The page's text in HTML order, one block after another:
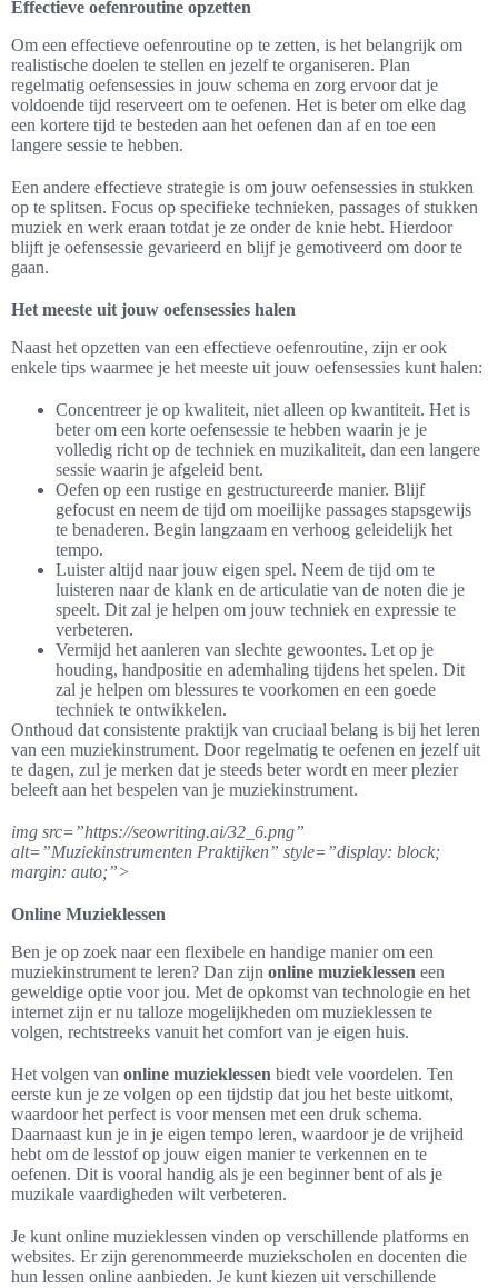
Effectieve oefenroutine opzetten
Om een effectieve oefenroutine op te zetten, is het belangrijk om
realistische doelen te stellen en jezelf te organiseren. Plan
regelmatig oefensessies in jouw schema en zorg ervoor dat je
voldoende tijd reserveert om te oefenen. Het is beter om elke dag
een kortere tijd te besteden aan het oefenen dan af en toe een
langere sessie te hebben.
Een andere effectieve strategie is om jouw oefensessies in stukken
op te splitsen. Focus op specifieke technieken, passages of stukken
muziek en werk eraan totdat je ze onder de knie hebt. Hierdoor
blijft je oefensessie gevarieerd en blijf je gemotiveerd om door te
gaan.
Het meeste uit jouw oefensessies halen
Naast het opzetten van een effectieve oefenroutine, zijn er ook
enkele tips waarmee je het meeste uit jouw oefensessies kunt halen:
Concentreer je op kwaliteit, niet alleen op kwantiteit. Het is
beter om een korte oefensessie te hebben waarin je je
volledig richt op de techniek en muzikaliteit, dan een langere
sessie waarin je afgeleid bent.
Oefen op een rustige en gestructureerde manier. Blijf
gefocust en neem de tijd om moeilijke passages stapsgewijs
te benaderen. Begin langzaam en verhoog geleidelijk het
tempo.
Luister altijd naar jouw eigen spel. Neem de tijd om te
luisteren naar de klank en de articulatie van de noten die je
speelt. Dit zal je helpen om jouw techniek en expressie te
verbeteren.
Vermijd het aanleren van slechte gewoontes. Let op je
houding, handpositie en ademhaling tijdens het spelen. Dit
zal je helpen om blessures te voorkomen en een goede
techniek te ontwikkelen.
Onthoud dat consistente praktijk van cruciaal belang is bij het leren
van een muziekinstrument. Door regelmatig te oefenen en jezelf uit
te dagen, zul je merken dat je steeds beter wordt en meer plezier
beleeft aan het bespelen van je muziekinstrument.
img src=”https://seowriting.ai/32_6.png”
alt=”Muziekinstrumenten Praktijken” style=”display: block;
margin: auto;”>
Online Muzieklessen
Ben je op zoek naar een flexibele en handige manier om een
muziekinstrument te leren? Dan zijn online muzieklessen een
geweldige optie voor jou. Met de opkomst van technologie en het
internet zijn er nu talloze mogelijkheden om muzieklessen te
volgen, rechtstreeks vanuit het comfort van je eigen huis.
Het volgen van online muzieklessen biedt vele voordelen. Ten
eerste kun je ze volgen op een tijdstip dat jou het beste uitkomt,
waardoor het perfect is voor mensen met een druk schema.
Daarnaast kun je in je eigen tempo leren, waardoor je de vrijheid
hebt om de lesstof op jouw eigen manier te verkennen en te
oefenen. Dit is vooral handig als je een beginner bent of als je
muzikale vaardigheden wilt verbeteren.
Je kunt online muzieklessen vinden op verschillende platforms en
websites. Er zijn gerenommeerde muziekscholen en docenten die
hun lessen online aanbieden. Je kunt kiezen uit verschillende